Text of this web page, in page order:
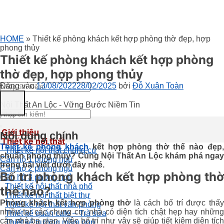
Nội Thất An Lộc - Vững Bước Niềm Tin
Giới thiệu
Thiết kế nội thất
Thiết kế nội thất chung cư
Căn hộ 1 phòng ngủ
Căn hộ 2 phòng ngủ
Căn hộ 3 phòng ngủ
Thiết kế nội thất nhà phố
Thiết kế nội thất biệt thự
Thiết kế nội thất văn phòng
Thiết kế quán cafe – Trà sữa
Thiết kế trường mầm non
HOME » Thiết kế phòng khách kết hợp phòng thờ đẹp, hợp
phong thủy
Thiết kế phòng khách kết hợp phòng
thờ đẹp, hợp phong thủy
Đăng vào13/08/202228/02/2025 bởi Đỗ Xuân Toàn
Nội dung chính
Thiết kế phòng kháchkết hợp phòng thờ thế nào đẹp,
chuẩn phong thủy? Cùng Nội Thất An Lộc khám phá ngay
trong bài viết dưới đây nhé.
Bố trí phòng khách kết hợp phòng thờ
thế nào?
Phòng khách kết hợp phòng thờlà cách bố trí được thấy
nhiều tại các chung cư, nhà có diện tích chật hẹp hay những
căn nhà ba gian. Việc bố trí như vậy sẽ giúp tiết kiệm diện tích